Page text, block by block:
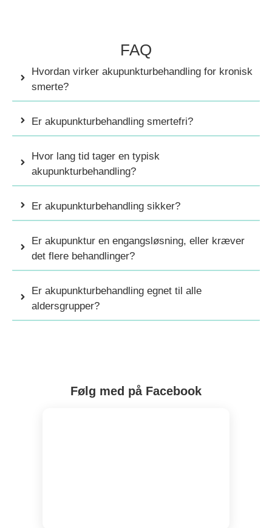
FAQ
Hvordan virker akupunkturbehandling for kronisk
smerte?
Er akupunkturbehandling smertefri?
Hvor lang tid tager en typisk
akupunkturbehandling?
Er akupunkturbehandling sikker?
Er akupunktur en engangsløsning, eller kræver
det flere behandlinger?
Er akupunkturbehandling egnet til alle
aldersgrupper?
Følg med på Facebook